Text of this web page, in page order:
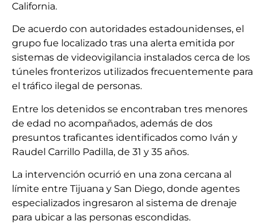
California.
De acuerdo con autoridades estadounidenses, el
grupo fue localizado tras una alerta emitida por
sistemas de videovigilancia instalados cerca de los
túneles fronterizos utilizados frecuentemente para
el tráfico ilegal de personas.
Entre los detenidos se encontraban tres menores
de edad no acompañados, además de dos
presuntos traficantes identificados como Iván y
Raudel Carrillo Padilla, de 31 y 35 años.
La intervención ocurrió en una zona cercana al
límite entre Tijuana y San Diego, donde agentes
especializados ingresaron al sistema de drenaje
para ubicar a las personas escondidas.